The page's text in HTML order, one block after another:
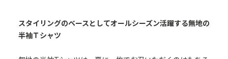
スタイリングのベースとしてオールシーズン活躍する無地の
半袖Ｔシャツ